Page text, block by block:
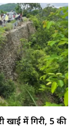
खाई में गिरी, 5 की